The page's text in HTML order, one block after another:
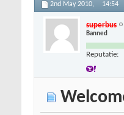
2nd May 2010, 14:54
superbus
Banned
Reputatie: